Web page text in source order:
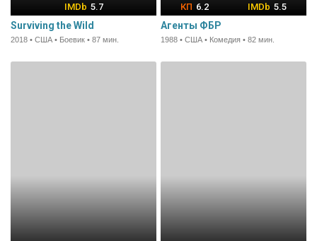
5.7
Surviving the Wild
2018 • США • Боевик • 87 мин.
6.2 5.5
Агенты ФБР
1988 • США • Комедия • 82 мин.